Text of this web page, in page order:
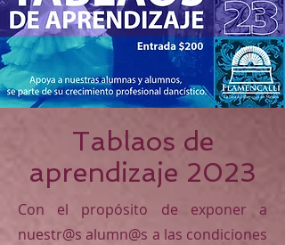
Tablaos de
aprendizaje 2023
Con el propósito de exponer a
nuestr@s alumn@s a las condiciones